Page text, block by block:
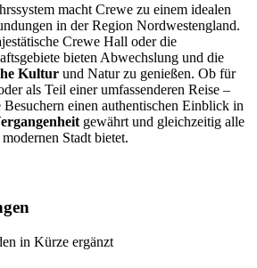
macht Crewe zu einem idealen
in der Region Nordwestengland.
Crewe Hall oder die
bieten Abwechslung und die
Kultur und Natur zu genießen. Ob für
als Teil einer umfassenderen Reise –
einen authentischen Einblick in
gewährt und gleichzeitig alle
Stadt bietet.
in Kürze ergänzt